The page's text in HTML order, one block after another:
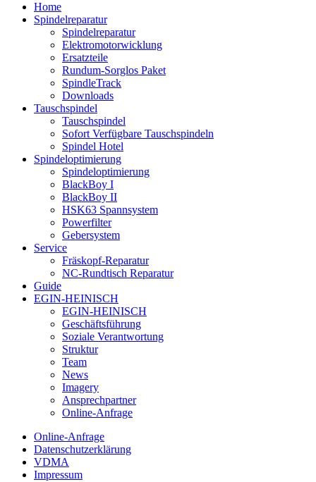
Home
Spindelreparatur
Spindelreparatur
Elektromotorwicklung
Ersatzteile
Rundum-Sorglos Paket
SpindleTrack
Downloads
Tauschspindel
Tauschspindel
Sofort Verfügbare Tauschspindeln
Spindel Hotel
Spindeloptimierung
Spindeloptimierung
BlackBoy I
BlackBoy II
HSK63 Spannsystem
Powerfilter
Gebersystem
Service
Fräskopf-Reparatur
NC-Rundtisch Reparatur
Guide
EGIN-HEINISCH
EGIN-HEINISCH
Geschäftsführung
Soziale Verantwortung
Struktur
Team
News
Imagery
Ansprechpartner
Online-Anfrage
Online-Anfrage
Datenschutzerklärung
VDMA
Impressum